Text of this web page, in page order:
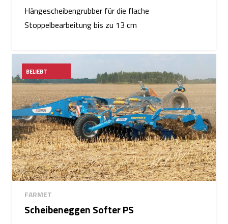
Hängescheibengrubber für die flache
Stoppelbearbeitung bis zu 13 cm
BELIEBT
FARMET
Scheibeneggen Softer PS